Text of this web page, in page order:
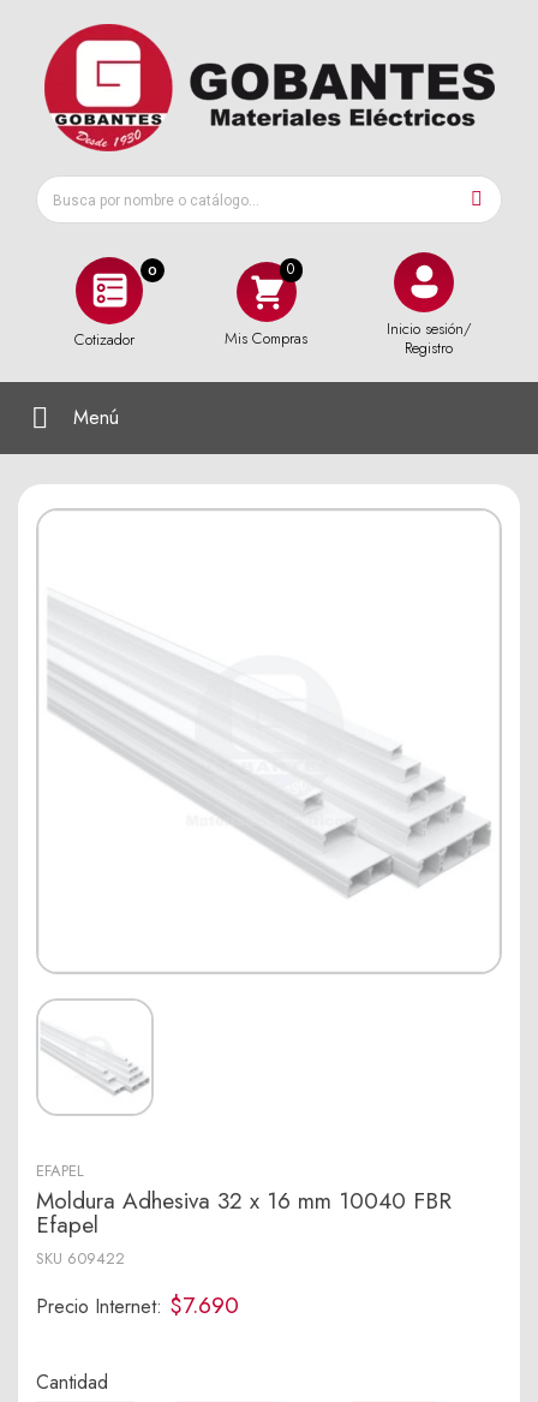
0
Cotizador Mis Compras
Inicio sesión/
Registro
Menú
EFAPEL
Moldura Adhesiva 32 x 16 mm 10040 FBR
Efapel
SKU 609422
Precio Internet: $7.690
Cantidad